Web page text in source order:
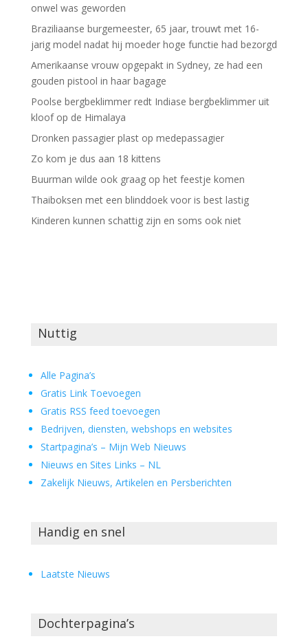
onwel was geworden
Braziliaanse burgemeester, 65 jaar, trouwt met 16-
jarig model nadat hij moeder hoge functie had bezorgd
Amerikaanse vrouw opgepakt in Sydney, ze had een
gouden pistool in haar bagage
Poolse bergbeklimmer redt Indiase bergbeklimmer uit
kloof op de Himalaya
Dronken passagier plast op medepassagier
Zo kom je dus aan 18 kittens
Buurman wilde ook graag op het feestje komen
Thaiboksen met een blinddoek voor is best lastig
Kinderen kunnen schattig zijn en soms ook niet
Nuttig
Alle Pagina’s
Gratis Link Toevoegen
Gratis RSS feed toevoegen
Bedrijven, diensten, webshops en websites
Startpagina’s – Mijn Web Nieuws
Nieuws en Sites Links – NL
Zakelijk Nieuws, Artikelen en Persberichten
Handig en snel
Laatste Nieuws
Dochterpagina’s